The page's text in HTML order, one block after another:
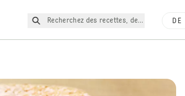
Recherchez des recettes, des produits, etc.
DE